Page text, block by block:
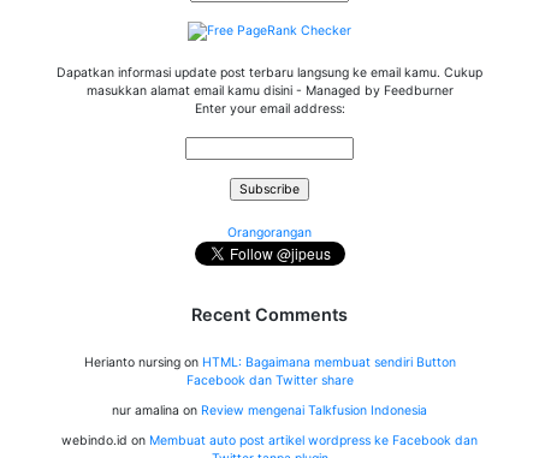
Dapatkan informasi update post terbaru langsung ke email kamu. Cukup
masukkan alamat email kamu disini - Managed by Feedburner
Enter your email address:
Orangorangan
Recent Comments
Herianto nursingon HTML: Bagaimana membuat sendiri Button
Facebook dan Twitter share
nur amalina on Review mengenai Talkfusion Indonesia
webindo.id on Membuat auto post artikel wordpress ke Facebook dan